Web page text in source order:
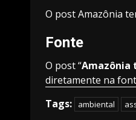
O postAmazônia
Fonte
O post “Amazônia
diretamente na
Tags:
ambiental